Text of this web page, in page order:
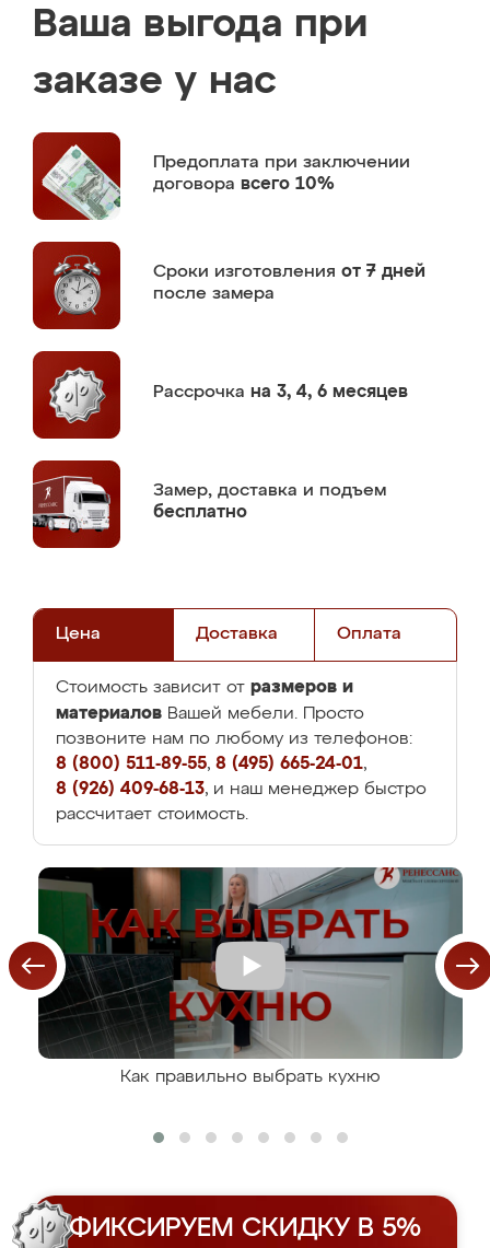
Ваша выгода при
заказе у нас
Предоплата при заключении
договора всего 10%
Сроки изготовления от 7 дней
после замера
Рассрочка на 3, 4, 6 месяцев
Замер, доставка и подъем
бесплатно
Цена Доставка Оплата
Стоимость зависит от размеров и
материалов Вашей мебели. Просто
позвоните нам по любому из телефонов:
8 (800) 511-89-55, 8 (495) 665-24-01,
8 (926) 409-68-13, и наш менеджер быстро
рассчитает стоимость.
Как правильно выбрать кухню
ФИКСИРУЕМ СКИДКУ В 5%